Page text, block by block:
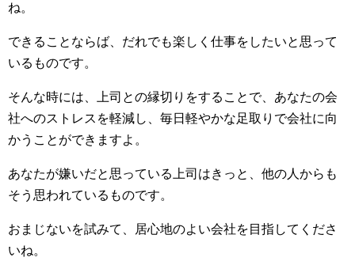
ね。
できることならば、だれでも楽しく仕事をしたいと思って
いるものです。
そんな時には、上司との縁切りをすることで、あなたの会
社へのストレスを軽減し、毎日軽やかな足取りで会社に向
かうことができますよ。
あなたが嫌いだと思っている上司はきっと、他の人からも
そう思われているものです。
おまじないを試みて、居心地のよい会社を目指してくださ
いね。